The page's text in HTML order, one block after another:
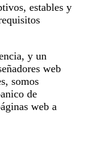
estables y
y un
web
somos
de
web a